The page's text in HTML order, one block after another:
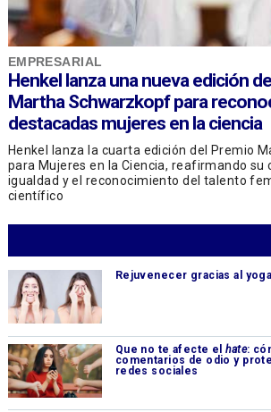
EMPRESARIAL
Henkel lanza una nueva edición
Martha Schwarzkopf para
destacadas mujeres en la ciencia
Henkel lanza la cuarta edición del Premio
para Mujeres en la Ciencia, reafirmando su
igualdad y el reconocimiento del talento
científico
Rejuvenecer gracias al
Que no te afecte elhate:
comentarios de odio y
redes sociales